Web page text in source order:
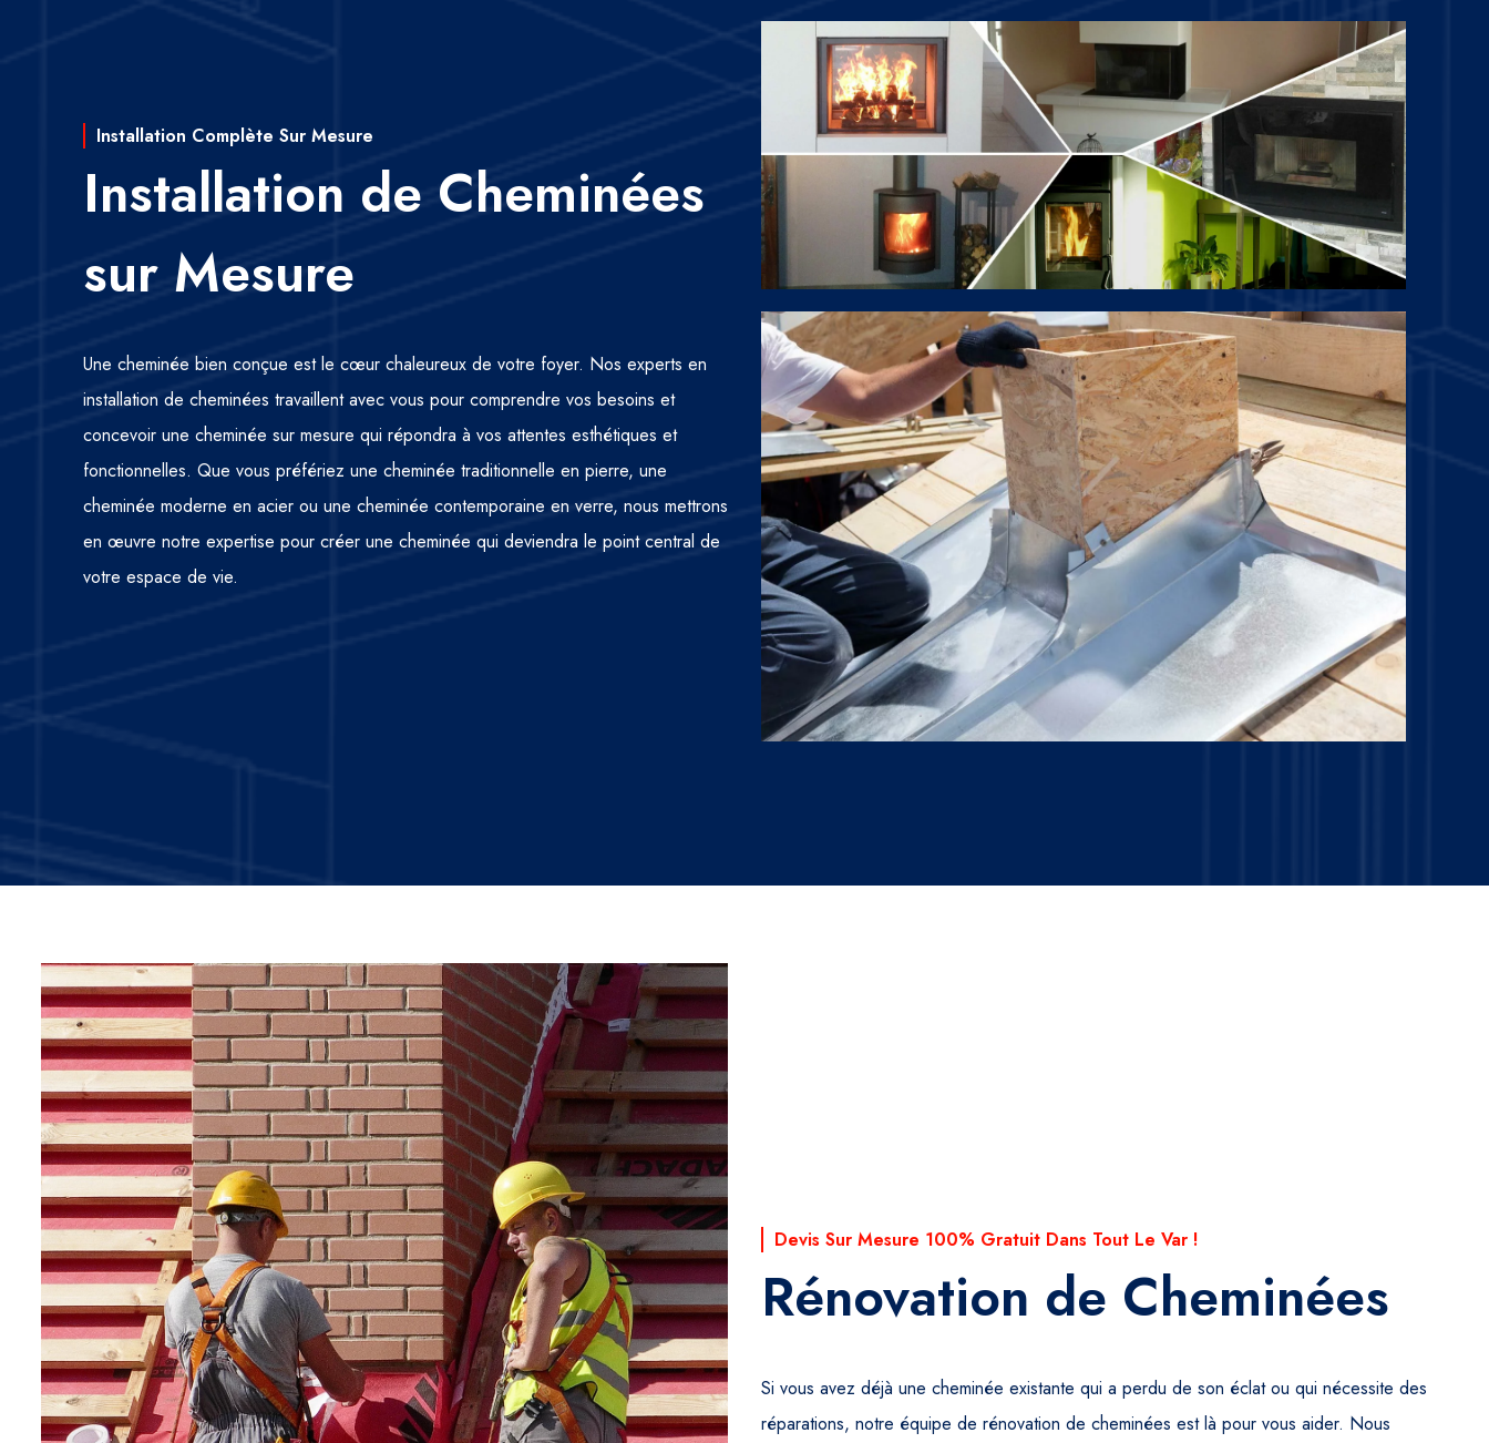
Installation Complète Sur Mesure
Installation de Cheminées
sur Mesure
Une cheminée bien conçue est le cœur chaleureux de votre foyer. Nos experts en
installation de cheminées travaillent avec vous pour comprendre vos besoins et
concevoir une cheminée sur mesure qui répondra à vos attentes esthétiques et
fonctionnelles. Que vous préfériez une cheminée traditionnelle en pierre, une
cheminée moderne en acier ou une cheminée contemporaine en verre, nous mettrons
en œuvre notre expertise pour créer une cheminée qui deviendra le point central de
votre espace de vie.
Devis Sur Mesure 100% Gratuit Dans Tout Le Var !
Rénovation de Cheminées
Si vous avez déjà une cheminée existante qui a perdu de son éclat ou qui nécessite des
réparations, notre équipe de rénovation de cheminées est là pour vous aider. Nous